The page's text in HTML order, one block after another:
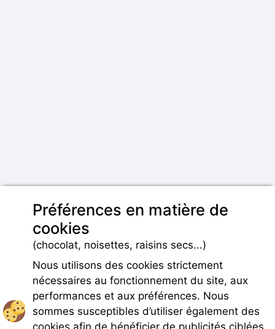
Préférences en matière de
cookies
(chocolat, noisettes, raisins secs...)
Nous utilisons des cookies strictement
nécessaires au fonctionnement du site, aux
performances et aux préférences. Nous
sommes susceptibles d’utiliser également des
cookies afin de bénéficier de publicités ciblées